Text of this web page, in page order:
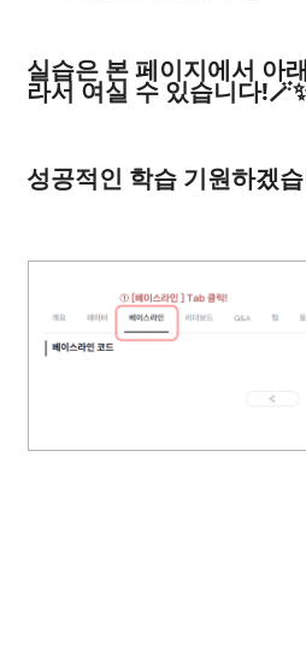
실습은 본 페이지에서 아
라서 여실 수 있습니다
성공적인 학습 기원하겠